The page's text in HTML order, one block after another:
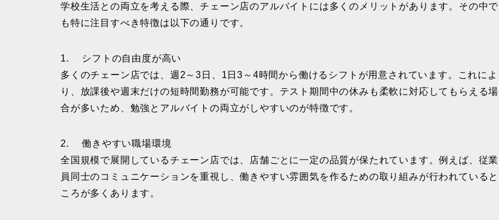
学校生活との両立を考える際、チェーン店のアルバイトには多くのメリットがあります。その中で
も特に注目すべき特徴は以下の通りです。
1. シフトの自由度が高い
多くのチェーン店では、週2～3日、1日3～4時間から働けるシフトが用意されています。これによ
り、放課後や週末だけの短時間勤務が可能です。テスト期間中の休みも柔軟に対応してもらえる場
合が多いため、勉強とアルバイトの両立がしやすいのが特徴です。
2. 働きやすい職場環境
全国規模で展開しているチェーン店では、店舗ごとに一定の品質が保たれています。例えば、従業
員同士のコミュニケーションを重視し、働きやすい雰囲気を作るための取り組みが行われていると
ころが多くあります。